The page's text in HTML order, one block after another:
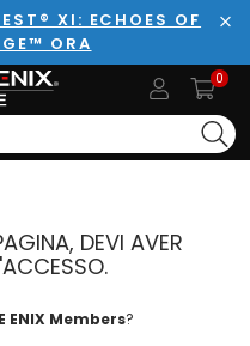
XI: ECHOES OF
ORA
0
DEVI AVER
ENIX Members?